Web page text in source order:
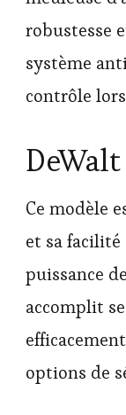
robustesse
système
contrôle
Ce modèle
et sa facilité
puissance
accomplit
options de